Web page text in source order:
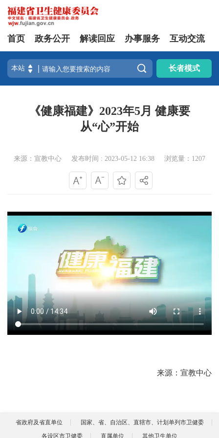
首页 政务公开 解读回应 办事服务 互动交流
 长者模式
《健康福建》2023年5月 健康要
从“心”开始
来源：宣教中心 发布时间 : 2023-05-12 16:38 浏览量：1207
来源：宣教中心
省政府及省直单位
国家、省、自治区、直辖市、计划单列市卫健委
各设区市卫健委
直属单位 其他卫生单位